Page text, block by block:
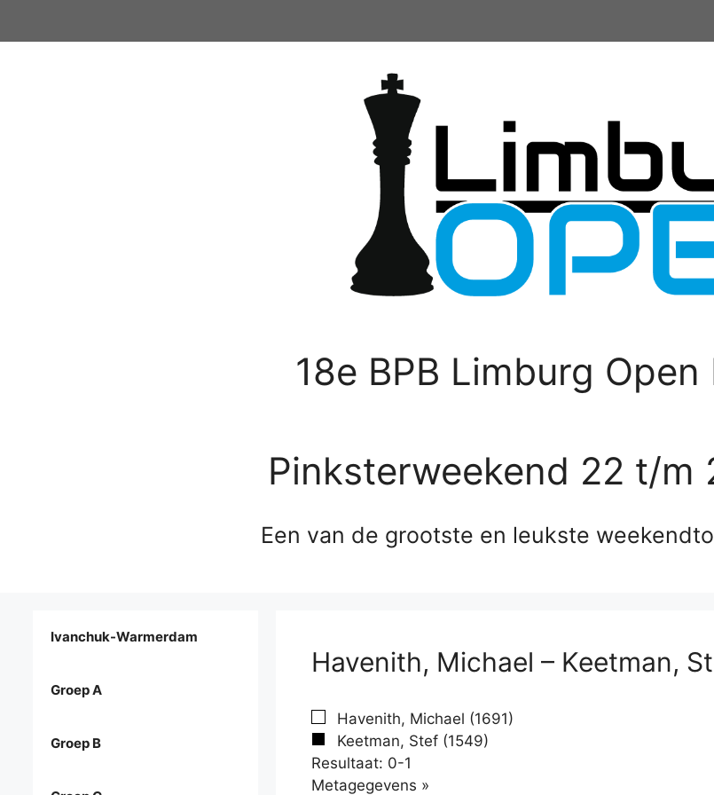
18e BPB Limburg
Pinksterweekend 22 t/m
Een van de grootste en leukste
Havenith, Michael – Keetman,
Havenith, Michael (1691)
Keetman, Stef (1549)
Resultaat: 0-1
Metagegevens »
Ivanchuk-Warmerdam
Groep A
Groep B